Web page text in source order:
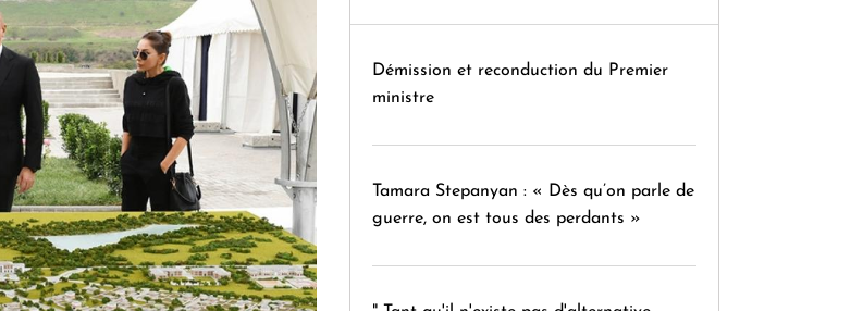
Démission et reconduction du Premier
ministre
Tamara Stepanyan : « Dès qu’on parle de
guerre, on est tous des perdants »